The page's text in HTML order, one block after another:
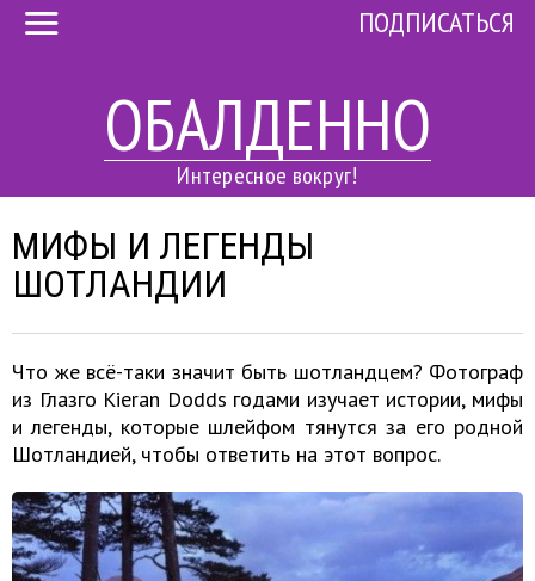
ОБАЛДЕННО
Интересное вокруг!
ПОДПИСАТЬСЯ
МИФЫ И ЛЕГЕНДЫ
ШОТЛАНДИИ
Что же всё-таки значит быть шотландцем? Фотограф
из Глазго Kieran Dodds годами изучает истории, мифы
и легенды, которые шлейфом тянутся за его родной
Шотландией, чтобы ответить на этот вопрос.